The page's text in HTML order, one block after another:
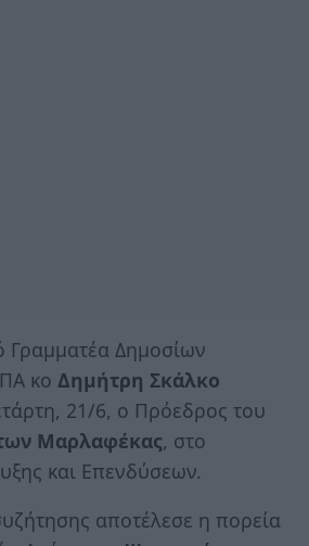
Γραμματέα Δημοσίων
κο Δημήτρη Σκάλκο
21/6, ο Πρόεδρος του
Μαρλαφέκας, στο
και Επενδύσεων.
αποτέλεσε η πορεία